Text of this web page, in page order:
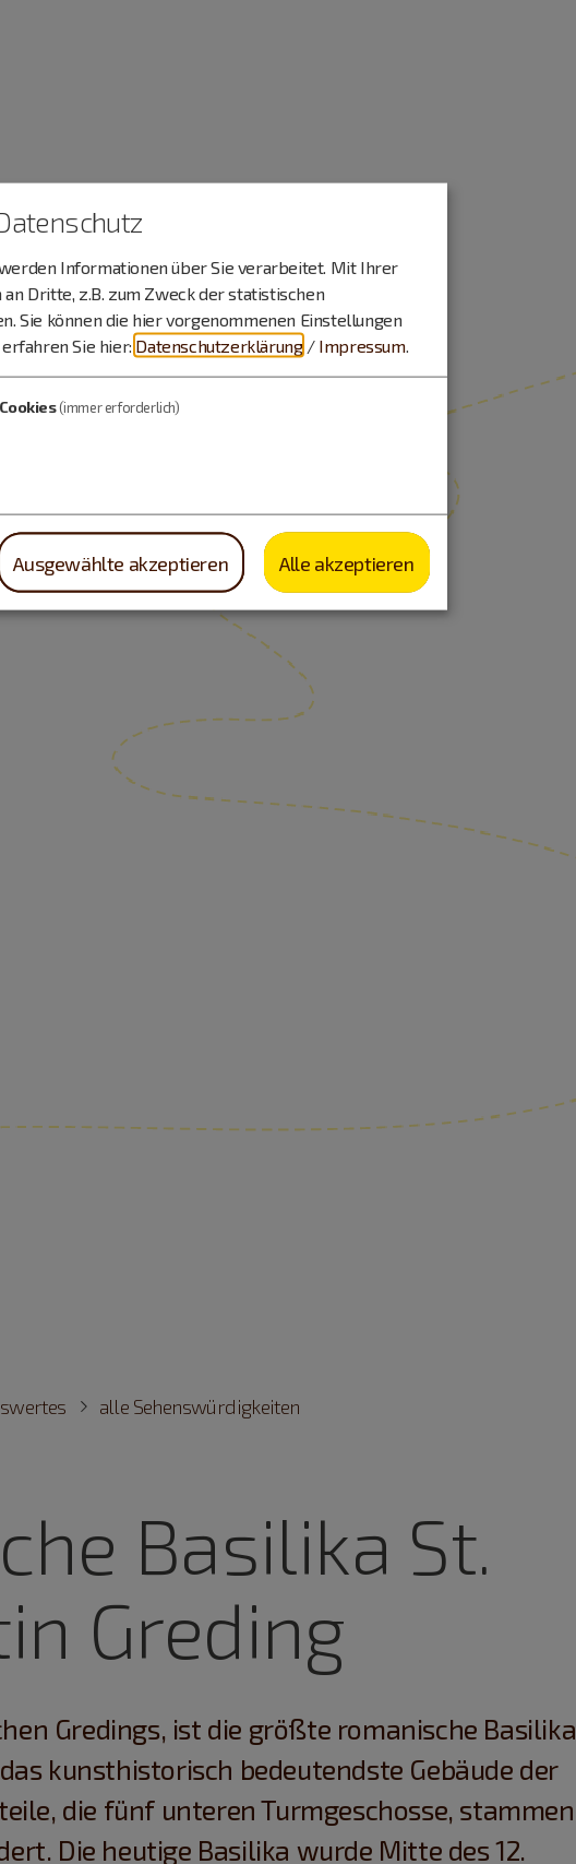
alle Sehenswürdigkeiten
Basilika St.
Greding
Gredings, ist die größte romanische Basilika
kunsthistorisch bedeutendste Gebäude der
die fünf unteren Turmgeschosse, stammen
Die heutige Basilika wurde Mitte des 12.
Informationen über Sie verarbeitet. Mit Ihrer
Dritte, z.B. zum Zweck der statistischen
Sie können die hier vorgenommenen Einstellungen
Sie hier: Datenschutzerklärung / Impressum.
(immer erforderlich)
Ausgewählte akzeptieren Alle akzeptieren